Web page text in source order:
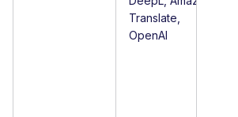
Translate,
OpenAI